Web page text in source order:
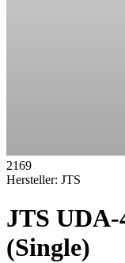
2169
Hersteller: JTS
JTS UDA-
(Single)